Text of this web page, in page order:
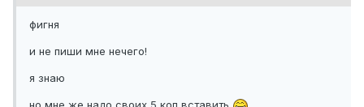
фигня
и не пиши мне нечего!
я знаю